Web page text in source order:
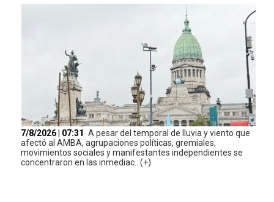
7/8/2026 | 07:31 A pesar del temporal de lluvia y viento que
afectó al AMBA, agrupaciones políticas, gremiales,
movimientos sociales y manifestantes independientes se
concentraron en las inmediac...(+)